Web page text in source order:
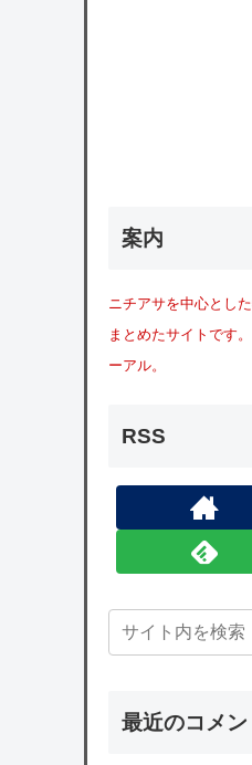
案内
ニチアサを中心とし
まとめたサイトです
ーアル。
RSS
最近のコメン